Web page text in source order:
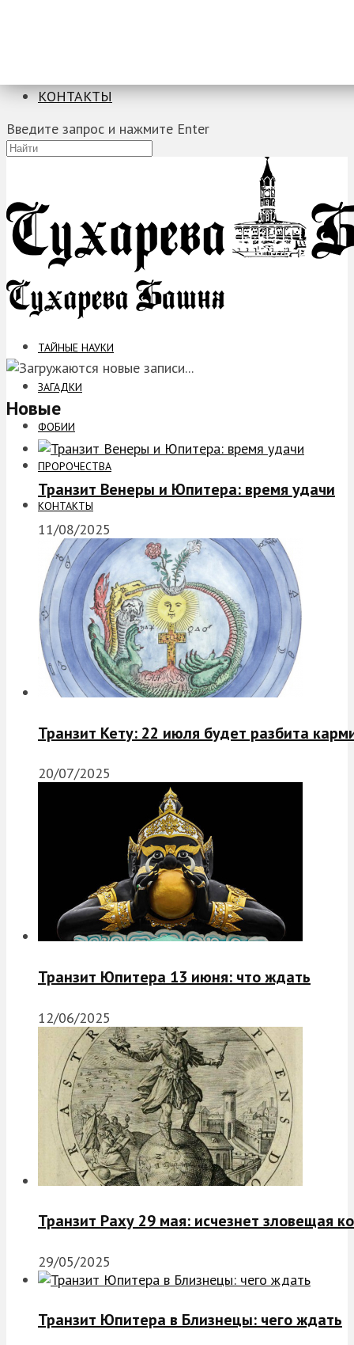
КОНТАКТЫ
Введите запрос и нажмите Enter
ТАЙНЫЕ НАУКИ
ЗАГАДКИ
ФОБИИ
ПРОРОЧЕСТВА
КОНТАКТЫ
Новые
Транзит Венеры и Юпитера: время удачи
11/08/2025
Транзит Кету: 22 июля будет разбита
20/07/2025
Транзит Юпитера 13 июня: что ждать
12/06/2025
Транзит Раху 29 мая: исчезнет зловещая
29/05/2025
Транзит Юпитера в Близнецы: чего ждать